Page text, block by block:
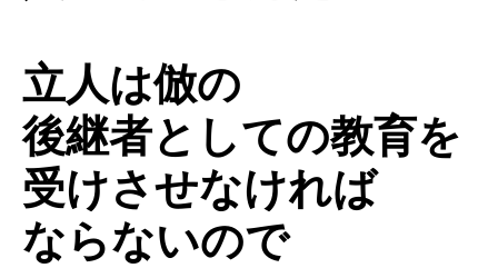
立人は倣の
後継者としての教育を
受けさせなければ
ならないので